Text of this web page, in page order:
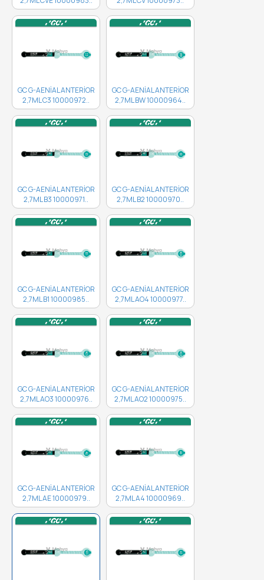
GC G-AENİAL ANTERİOR
2,7ML C3 10000972..
GC G-AENİAL ANTERİOR
2,7ML BW 10000964..
GC G-AENİAL ANTERİOR
2,7ML B3 10000971..
GC G-AENİAL ANTERİOR
2,7ML B2 10000970..
GC G-AENİAL ANTERİOR
2,7ML B1 10000985..
GC G-AENİAL ANTERİOR
2,7ML AO4 10000977..
GC G-AENİAL ANTERİOR
2,7ML AO3 10000976..
GC G-AENİAL ANTERİOR
2,7ML AO2 10000975..
GC G-AENİAL ANTERİOR
2,7ML AE 10000979..
GC G-AENİAL ANTERİOR
2,7ML A4 10000969..